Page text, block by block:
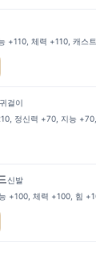
+110, 체력 +110, 캐스
귀걸이
정신력 +70, 지능
신발
+100, 체력 +100, 힘